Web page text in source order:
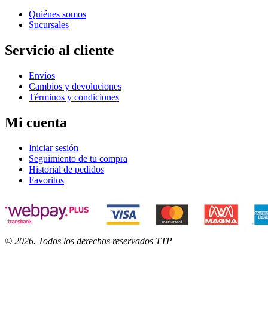
Quiénes somos
Sucursales
Servicio al cliente
Envíos
Cambios y devoluciones
Términos y condiciones
Mi cuenta
Iniciar sesión
Seguimiento de tu compra
Historial de pedidos
Favoritos
© 2026. Todos los derechos reservados TTP